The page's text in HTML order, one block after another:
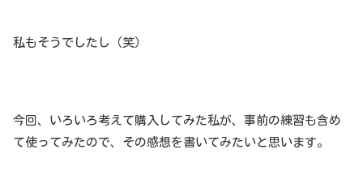
私もそうでしたし（笑）
今回、いろいろ考えて購入してみた私が、事前の練習も含め
て使ってみたので、その感想を書いてみたいと思います。